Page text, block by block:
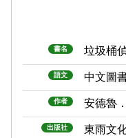
書名 垃圾桶
語文 中文圖
作者 安德魯
出版社 東雨文